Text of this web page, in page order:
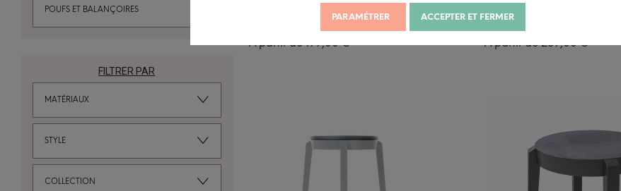
PARAMÉTRER ACCEPTER ET FERMER
POUFS ET BALANÇOIRES
FILTRER PAR
MATÉRIAUX
STYLE
COLLECTION
CHAISE PUNTON
À partir de199,00€
CHAISE PUNTON TAPISSÉE
À partir de259,00€